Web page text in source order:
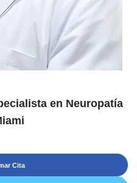
en Neuropatía
Cita